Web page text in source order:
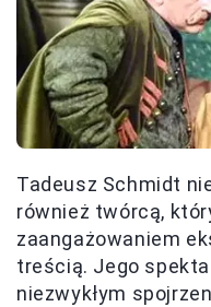
Tadeusz Schmidt
również twórcą,
zaangażowaniem
treścią. Jego
niezwykłym